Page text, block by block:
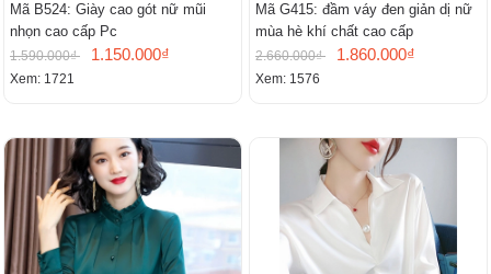
Mã B524: Giày cao gót nữ mũi
nhọn cao cấp Pc
1.590.000₫ 1.150.000₫
Xem: 1721
Mã G415: đầm váy đen giản dị nữ
mùa hè khí chất cao cấp
2.660.000₫ 1.860.000₫
Xem: 1576